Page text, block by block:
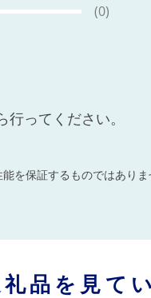
(0)
行ってください。
を保証するものではありま
品を見て